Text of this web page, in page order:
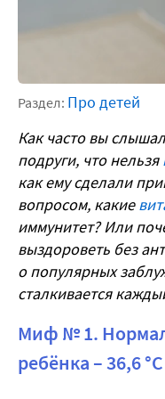
Раздел: Про детей
Как часто вы
подруги, что нельзя
как ему сделали
вопросом, какие
иммунитет? Или
выздороветь без
о популярных
сталкивается
Миф № 1.
ребёнка – 36,6 °С